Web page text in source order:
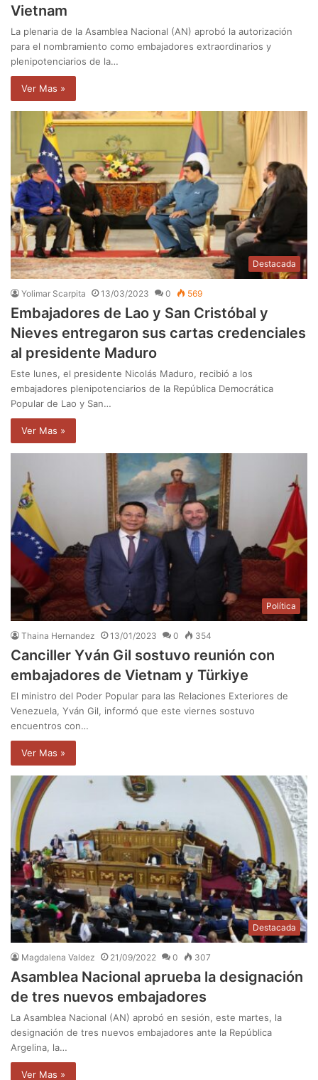
Vietnam
La plenaria de la Asamblea Nacional (AN) aprobó la autorización
para el nombramiento como embajadores extraordinarios y
plenipotenciarios de la…
Ver Mas »
Destacada
Yolimar Scarpita 13/03/2023 0 569
Embajadores de Lao y San Cristóbal y
Nieves entregaron sus cartas credenciales
al presidente Maduro
Este lunes, el presidente Nicolás Maduro, recibió a los
embajadores plenipotenciarios de la República Democrática
Popular de Lao y San…
Ver Mas »
Política
Thaina Hernandez 13/01/2023 0 354
Canciller Yván Gil sostuvo reunión con
embajadores de Vietnam y Türkiye
El ministro del Poder Popular para las Relaciones Exteriores de
Venezuela, Yván Gil, informó que este viernes sostuvo
encuentros con…
Ver Mas »
Destacada
Magdalena Valdez 21/09/2022 0 307
Asamblea Nacional aprueba la designación
de tres nuevos embajadores
La Asamblea Nacional (AN) aprobó en sesión, este martes, la
designación de tres nuevos embajadores ante la República
Argelina, la…
Ver Mas »